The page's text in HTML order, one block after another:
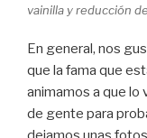
vainilla y reducción
En general, nos
que la fama que
animamos a que
de gente para